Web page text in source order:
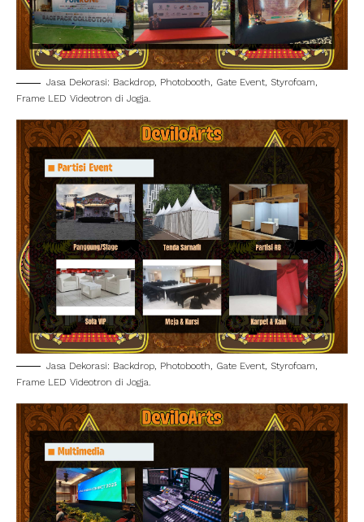
Jasa Dekorasi: Backdrop, Photobooth, Gate Event, Styrofoam,
Frame LED Videotron di Jogja.
Jasa Dekorasi: Backdrop, Photobooth, Gate Event, Styrofoam,
Frame LED Videotron di Jogja.